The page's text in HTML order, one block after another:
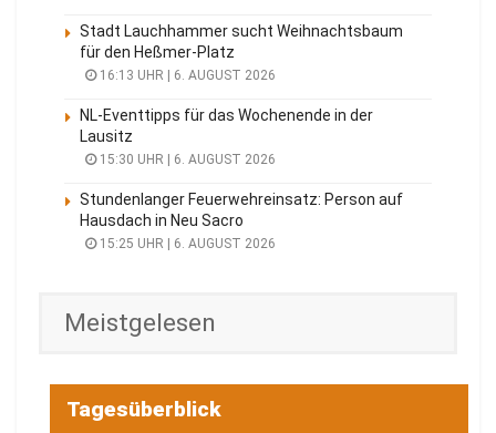
Stadt Lauchhammer sucht Weihnachtsbaum
für den Heßmer-Platz
16:13 UHR | 6. AUGUST 2026
NL-Eventtipps für das Wochenende in der
Lausitz
15:30 UHR | 6. AUGUST 2026
Stundenlanger Feuerwehreinsatz: Person auf
Hausdach in Neu Sacro
15:25 UHR | 6. AUGUST 2026
Meistgelesen
Tagesüberblick